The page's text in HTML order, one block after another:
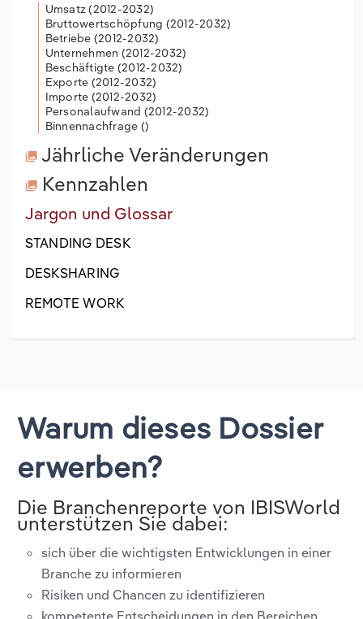
Umsatz (2012-2032)
Bruttowertschöpfung (2012-2032)
Betriebe (2012-2032)
Unternehmen (2012-2032)
Beschäftigte (2012-2032)
Exporte (2012-2032)
Importe (2012-2032)
Personalaufwand (2012-2032)
Binnennachfrage ()
Jährliche Veränderungen
Kennzahlen
Jargon und Glossar
STANDING DESK
DESKSHARING
REMOTE WORK
Warum dieses Dossier
erwerben?
Die Branchenreporte von IBISWorld
unterstützen Sie dabei:
sich über die wichtigsten Entwicklungen in einer
Branche zu informieren
Risiken und Chancen zu identifizieren